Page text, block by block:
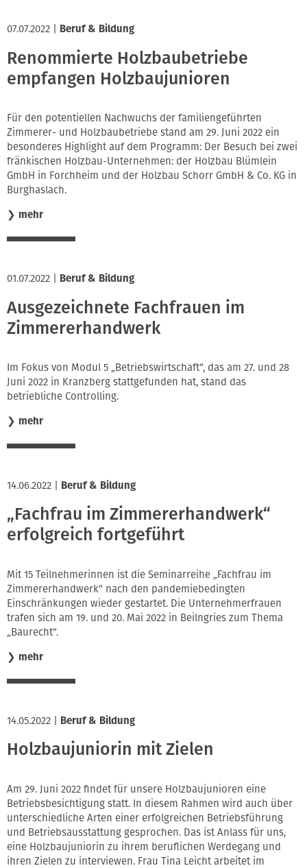
07.07.2022 Beruf & Bildung
Renommierte Holzbaubetriebe
empfangen Holzbaujunioren
Für den potentiellen Nachwuchs der familiengeführten
Zimmerer- und Holzbaubetriebe stand am 29. Juni 2022 ein
besonderes Highlight auf dem Programm: Der Besuch bei zwei
fränkischen Holzbau-Unternehmen: der Holzbau Blümlein
GmbH in Forchheim und der Holzbau Schorr GmbH & Co. KG in
Burghaslach.
❯ mehr
01.07.2022 Beruf & Bildung
Ausgezeichnete Fachfrauen im
Zimmererhandwerk
Im Fokus von Modul 5 „Betriebswirtschaft“, das am 27. und 28
Juni 2022 in Kranzberg stattgefunden hat, stand das
betriebliche Controlling.
❯ mehr
14.06.2022 Beruf & Bildung
„Fachfrau im Zimmererhandwerk“
erfolgreich fortgeführt
Mit 15 Teilnehmerinnen ist die Seminarreihe „Fachfrau im
Zimmererhandwerk“ nach den pandemiebedingten
Einschränkungen wieder gestartet. Die Unternehmerfrauen
trafen sich am 19. und 20. Mai 2022 in Beilngries zum Thema
„Baurecht“.
❯ mehr
14.05.2022 Beruf & Bildung
Holzbaujuniorin mit Zielen
Am 29. Juni 2022 findet für unsere Holzbaujunioren eine
Betriebsbesichtigung statt. In diesem Rahmen wird auch über
unterschiedliche Arten einer erfolgreichen Betriebsführung
und Betriebsausstattung gesprochen. Das ist Anlass für uns,
eine Holzbaujuniorin zu ihrem beruflichen Werdegang und
ihren Zielen zu interviewen. Frau Tina Leicht arbeitet im